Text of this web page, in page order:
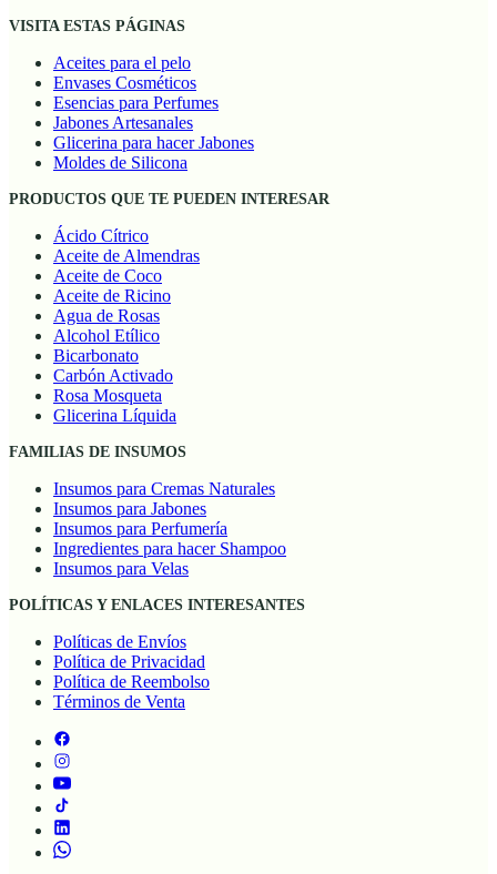
VISITA ESTAS PÁGINAS
Aceites para el pelo
Envases Cosméticos
Esencias para Perfumes
Jabones Artesanales
Glicerina para hacer Jabones
Moldes de Silicona
PRODUCTOS QUE TE PUEDEN INTERESAR
Ácido Cítrico
Aceite de Almendras
Aceite de Coco
Aceite de Ricino
Agua de Rosas
Alcohol Etílico
Bicarbonato
Carbón Activado
Rosa Mosqueta
Glicerina Líquida
FAMILIAS DE INSUMOS
Insumos para Cremas Naturales
Insumos para Jabones
Insumos para Perfumería
Ingredientes para hacer Shampoo
Insumos para Velas
POLÍTICAS Y ENLACES INTERESANTES
Políticas de Envíos
Política de Privacidad
Política de Reembolso
Términos de Venta